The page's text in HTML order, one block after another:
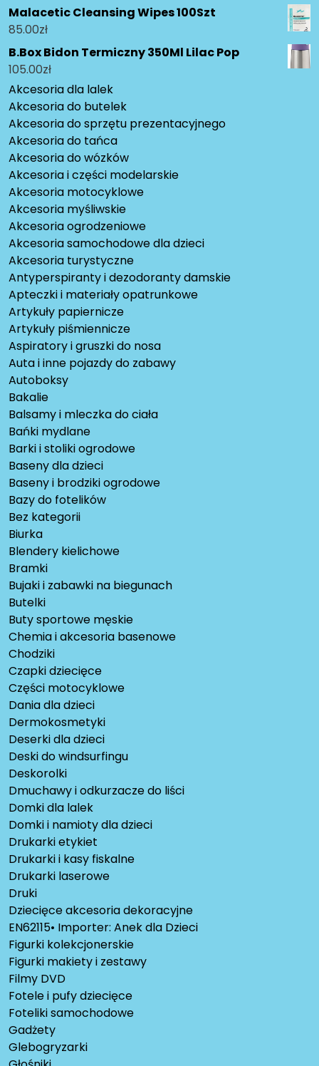
Malacetic Cleansing Wipes 100Szt
85.00zł
B.Box Bidon Termiczny 350Ml Lilac Pop
105.00zł
Akcesoria dla lalek
Akcesoria do butelek
Akcesoria do sprzętu prezentacyjnego
Akcesoria do tańca
Akcesoria do wózków
Akcesoria i części modelarskie
Akcesoria motocyklowe
Akcesoria myśliwskie
Akcesoria ogrodzeniowe
Akcesoria samochodowe dla dzieci
Akcesoria turystyczne
Antyperspiranty i dezodoranty damskie
Apteczki i materiały opatrunkowe
Artykuły papiernicze
Artykuły piśmiennicze
Aspiratory i gruszki do nosa
Auta i inne pojazdy do zabawy
Autoboksy
Bakalie
Balsamy i mleczka do ciała
Bańki mydlane
Barki i stoliki ogrodowe
Baseny dla dzieci
Baseny i brodziki ogrodowe
Bazy do fotelików
Bez kategorii
Biurka
Blendery kielichowe
Bramki
Bujaki i zabawki na biegunach
Butelki
Buty sportowe męskie
Chemia i akcesoria basenowe
Chodziki
Czapki dziecięce
Części motocyklowe
Dania dla dzieci
Dermokosmetyki
Deserki dla dzieci
Deski do windsurfingu
Deskorolki
Dmuchawy i odkurzacze do liści
Domki dla lalek
Domki i namioty dla dzieci
Drukarki etykiet
Drukarki i kasy fiskalne
Drukarki laserowe
Druki
Dziecięce akcesoria dekoracyjne
EN62115• Importer: Anek dla Dzieci
Figurki kolekcjonerskie
Figurki makiety i zestawy
Filmy DVD
Fotele i pufy dziecięce
Foteliki samochodowe
Gadżety
Glebogryzarki